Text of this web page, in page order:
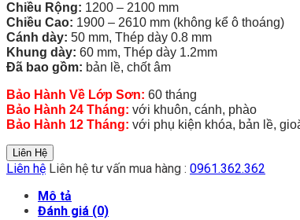
Chiều Rộng: 1200 – 2100 mm
Chiều Cao: 1900 – 2610 mm (không kể ô thoáng)
Cánh dày: 50 mm, Thép dày 0.8 mm
Khung dày: 60 mm, Thép dày 1.2mm
Đã bao gồm: bản lề, chốt âm
Bảo Hành Về Lớp Sơn: 60 tháng
Bảo Hành 24 Tháng: với khuôn, cánh, phào
Bảo Hành 12 Tháng: với phụ kiện khóa, bản lề,
Liên Hệ
Liên hệ Liên hệ tư vấn mua hàng : 0961.362.362
Mô tả
Đánh giá (0)